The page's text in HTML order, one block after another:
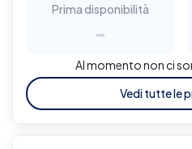
Prima disponibilità
-
Al momento non ci
Vedi tutte le